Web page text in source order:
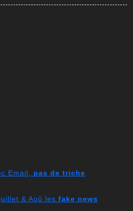
Email, pas de triche
& Aoû les fake news